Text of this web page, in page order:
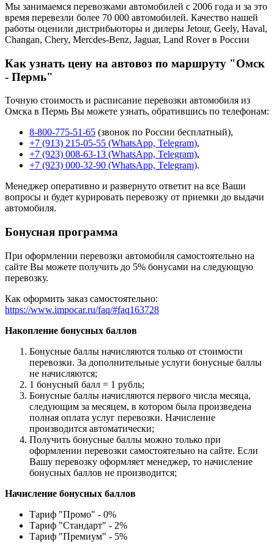
Мы занимаемся перевозками автомобилей с 2006 года и за это
время перевезли более 70 000 автомобилей. Качество нашей
работы оценили дистрибьюторы и дилеры Jetour, Geely, Haval,
Changan, Chery, Mercdes-Benz, Jaguar, Land Rover в России
Как узнать цену на автовоз по маршруту "Омск
- Пермь"
Точную стоимость и расписание перевозки автомобиля из
Омска в Пермь Вы можете узнать, обратившись по телефонам:
8-800-775-51-65 (звонок по России бесплатный),
+7 (913) 215-05-55 (WhatsApp, Telegram),
+7 (923) 008-63-13 (WhatsApp, Telegram),
+7 (923) 000-32-90 (WhatsApp, Telegram).
Менеджер оперативно и развернуто ответит на все Ваши
вопросы и будет курировать перевозку от приемки до выдачи
автомобиля.
Бонусная программа
При оформлении перевозки автомобиля самостоятельно на
сайте Вы можете получить до 5% бонусами на следующую
перевозку.
Как оформить заказ самостоятельно:
https://www.impocar.ru/faq/#faq163728
Накопление бонусных баллов
Бонусные баллы начисляются только от стоимости
перевозки. За дополнительные услуги бонусные баллы
не начисляются;
1 бонусный балл = 1 рубль;
Бонусные баллы начисляются первого числа месяца,
следующим за месяцем, в котором была произведена
полная оплата услуг перевозки. Начисление
производится автоматически;
Получить бонусные баллы можно только при
оформлении перевозки самостоятельно на сайте. Если
Вашу перевозку оформляет менеджер, то начисление
бонусных баллов не производится;
Начисление бонусных баллов
Тариф "Промо" - 0%
Тариф "Стандарт" - 2%
Тариф "Премиум" - 5%